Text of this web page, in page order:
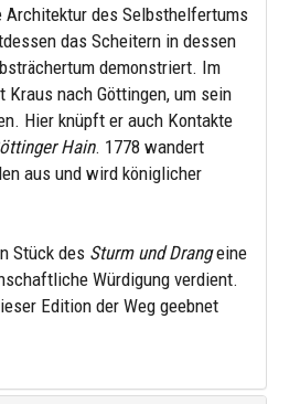
des Selbsthelfertums
das Scheitern in dessen
demonstriert. Im
Kraus nach Göttingen, um sein
Hier knüpft er auch Kontakte
Hain. 1778 wandert
aus und wird königlicher
Stück des Sturm und Drangeine
Würdigung verdient.
Edition der Weg geebnet